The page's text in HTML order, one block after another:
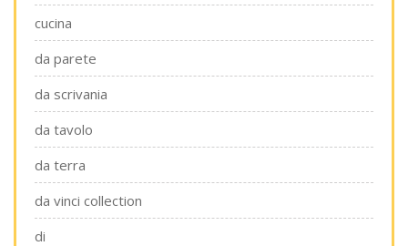
cucina
da parete
da scrivania
da tavolo
da terra
da vinci collection
di